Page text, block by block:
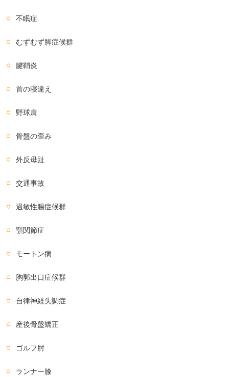
不眠症
むずむず脚症候群
腱鞘炎
首の寝違え
野球肩
骨盤の歪み
外反母趾
交通事故
過敏性腸症候群
顎関節症
モートン病
胸郭出口症候群
自律神経失調症
産後骨盤矯正
ゴルフ肘
ランナー膝